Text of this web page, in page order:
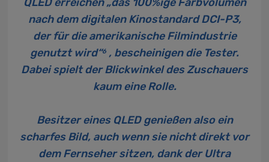
nach dem digitalen Kinostandard DCI-P3,
der für die amerikanische Filmindustrie
genutzt wird“6 , bescheinigen die Tester.
Dabei spielt der Blickwinkel des Zuschauers
kaum eine Rolle.
Besitzer eines QLED genießen also ein
scharfes Bild, auch wenn sie nicht direkt vor
dem Fernseher sitzen, dank der Ultra